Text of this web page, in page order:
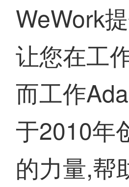
WeWork
让您在工
而工作
于2010年
的力量,帮